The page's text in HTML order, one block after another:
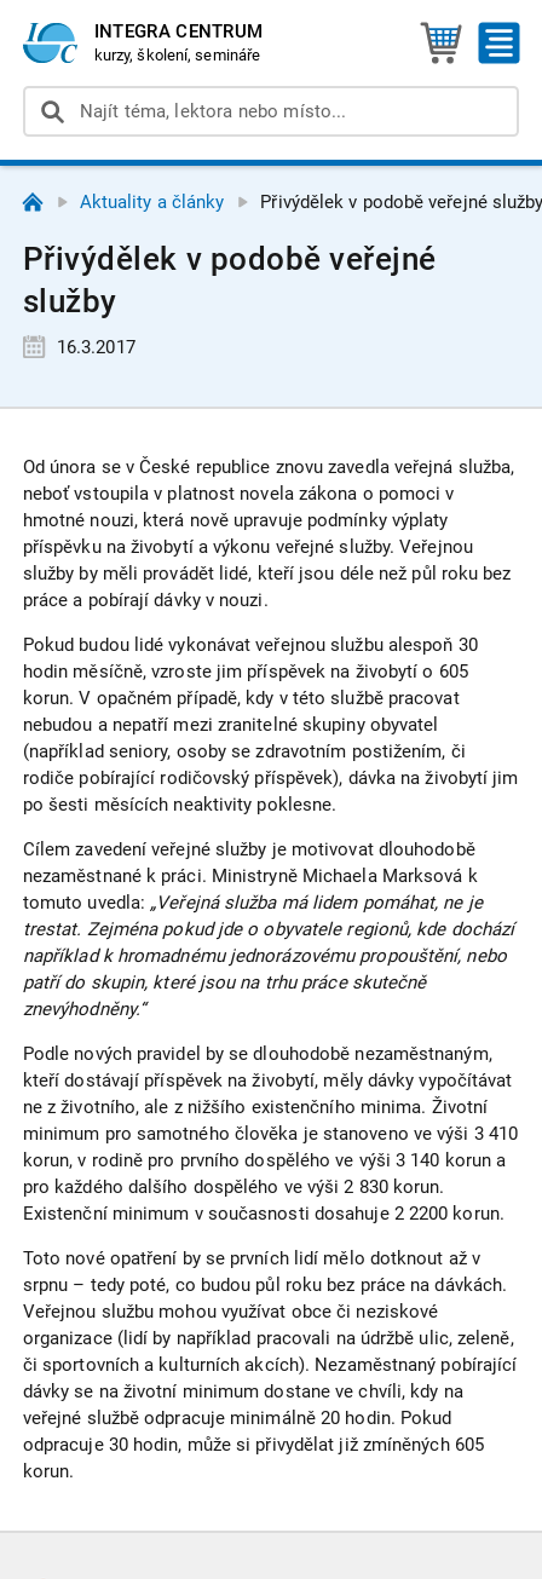
INTEGRA CENTRUM
kurzy, školení, semináře
Aktuality a články Přivýdělek v podobě veřejné
Přivýdělek v podobě veřejné
služby
16.3.2017
Od února se v České republice znovu zavedla veřejná služba,
neboť vstoupila v platnost novela zákona o pomoci v
hmotné nouzi, která nově upravuje podmínky výplaty
příspěvku na živobytí a výkonu veřejné služby. Veřejnou
služby by měli provádět lidé, kteří jsou déle než půl roku bez
práce a pobírají dávky v nouzi.
Pokud budou lidé vykonávat veřejnou službu alespoň 30
hodin měsíčně, vzroste jim příspěvek na živobytí o 605
korun. V opačném případě, kdy v této službě pracovat
nebudou a nepatří mezi zranitelné skupiny obyvatel
(například seniory, osoby se zdravotním postižením, či
rodiče pobírající rodičovský příspěvek), dávka na živobytí jim
po šesti měsících neaktivity poklesne.
Cílem zavedení veřejné služby je motivovat dlouhodobě
nezaměstnané k práci. Ministryně Michaela Marksová k
tomuto uvedla: „Veřejná služba má lidem pomáhat, ne je
trestat. Zejména pokud jde o obyvatele regionů, kde dochází
například k hromadnému jednorázovému propouštění, nebo
patří do skupin, které jsou na trhu práce skutečně
znevýhodněny.“
Podle nových pravidel by se dlouhodobě nezaměstnaným,
kteří dostávají příspěvek na živobytí, měly dávky vypočítávat
ne z životního, ale z nižšího existenčního minima. Životní
minimum pro samotného člověka je stanoveno ve výši 3 410
korun, v rodině pro prvního dospělého ve výši 3 140 korun a
pro každého dalšího dospělého ve výši 2 830 korun.
Existenční minimum v současnosti dosahuje 2 2200 korun.
Toto nové opatření by se prvních lidí mělo dotknout až v
srpnu – tedy poté, co budou půl roku bez práce na dávkách.
Veřejnou službu mohou využívat obce či neziskové
organizace (lidí by například pracovali na údržbě ulic, zeleně,
či sportovních a kulturních akcích). Nezaměstnaný pobírající
dávky se na životní minimum dostane ve chvíli, kdy na
veřejné službě odpracuje minimálně 20 hodin. Pokud
odpracuje 30 hodin, může si přivydělat již zmíněných 605
korun.